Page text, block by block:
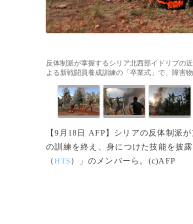
反体制派が掌握するシリア北西部イドリブの
よる新戦闘員養成訓練の「卒業式」で、障害
【9月18日 AFP】シリアの反体制派
の訓練を終え、身につけた技能を披
（HTS）」のメンバーら。(c)AFP